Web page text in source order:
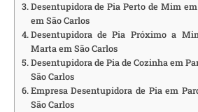
Desentupidora de Pia Perto de Mim
em São Carlos
Desentupidora de Pia Próximo a
Marta em São Carlos
Desentupidora de Pia de Cozinha em
São Carlos
Empresa Desentupidora de Pia em
São Carlos